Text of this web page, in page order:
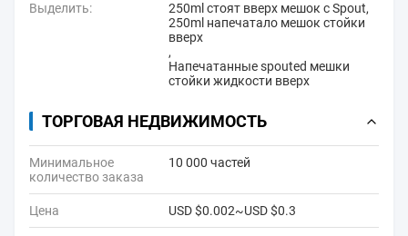
Выделить: 250ml стоят вверх мешок с Spout,
250ml напечатало мешок стойки
вверх
,
Напечатанные spouted мешки
стойки жидкости вверх
ТОРГОВАЯ НЕДВИЖИМОСТЬ
Минимальное
количество заказа
10 000 частей
Цена USD $0.002~USD $0.3